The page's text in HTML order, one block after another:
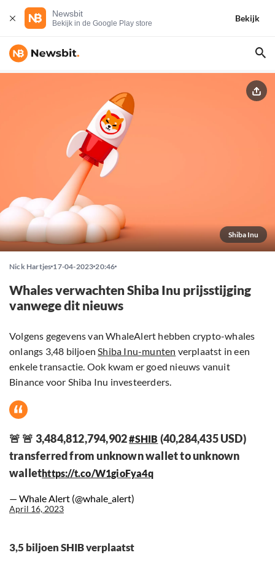
Newsbit
Bekijk in de Google Play store
Bekijk
Shiba Inu
Nick Hartjes 17-04-2023 20:46
Whales verwachten Shiba Inu prijsstijging
vanwege dit nieuws
Volgens gegevens van WhaleAlert hebben crypto-whales
onlangs 3,48 biljoenShiba Inu-munten verplaatst in een
enkele transactie. Ook kwam er goed nieuws vanuit
Binance voor Shiba Inu investeerders.
🚨 🚨 3,484,812,794,902#SHIB (40,284,435 USD)
transferred from unknown wallet to unknown
wallethttps://t.co/W1gioFya4q
— Whale Alert (@whale_alert)
April 16, 2023
3,5 biljoen SHIB verplaatst